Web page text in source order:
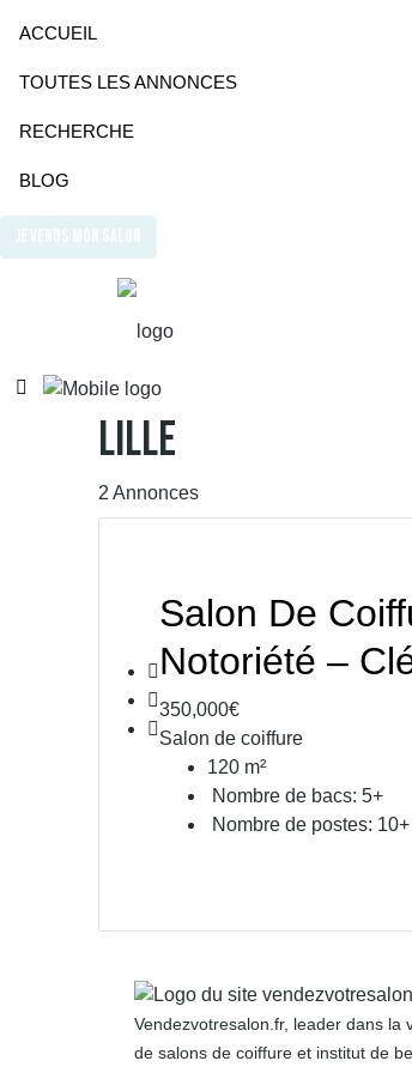
ACCUEIL
TOUTES LES ANNONCES
RECHERCHE
BLOG
JE VENDS MON SALON
Lille
2 Annonces
Salon De
Notoriété –
350,000€
Salon de coiffure
120 m²
Nombre de bacs: 5+
Nombre de postes: 10+
Vendezvotresalon.fr, leader dans la
de salons de coiffure et institut de